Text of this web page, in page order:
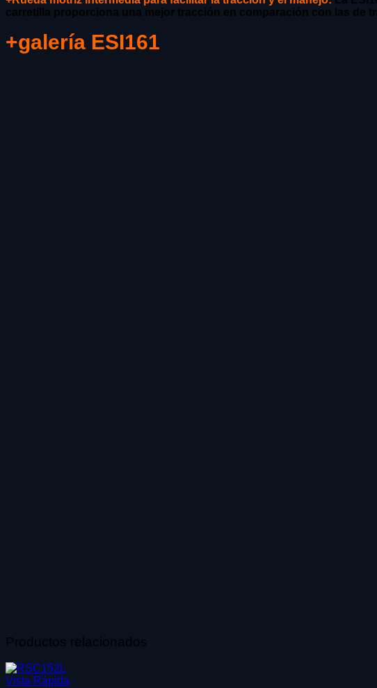
carretilla proporciona una mejor tracción en comparación con las de
+galería ESI161
Productos relacionados
Vista Rápida